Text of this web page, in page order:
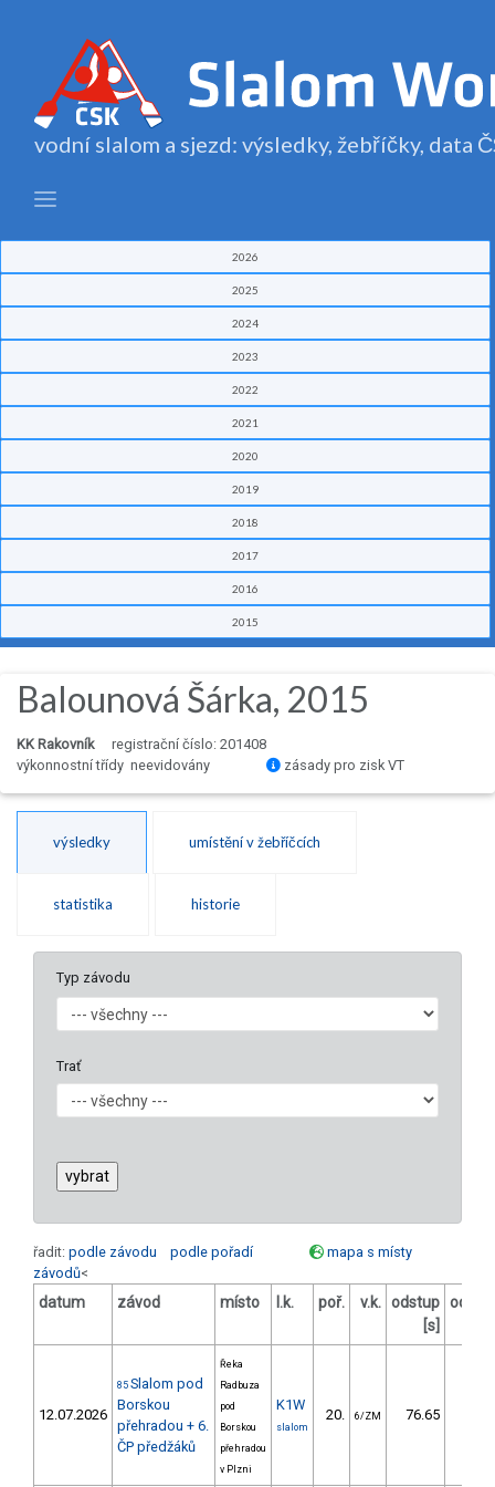
vodní slalom a sjezd: výsledky, žebříčky, data
2026
2025
2024
2023
2022
2021
2020
2019
2018
2017
2016
2015
Balounová Šárka, 2015
KK Rakovník
registrační číslo: 201408
výkonnostní třídy neevidovány
zásady pro zisk VT
výsledky umístění v žebříčcích
statistika historie
Typ závodu
Trať
řadit: podle závodu podle pořadí
mapa s místy
závodů<
datum závod místo l.k. poř. v.k. odstup
[s]
12.07.2026
85 Slalom pod
Borskou
přehradou + 6.
ČP předžáků
Řeka
Radbuza
pod
Borskou
přehradou
v Plzni
K1W
slalom
20. 6/ZM 76.65